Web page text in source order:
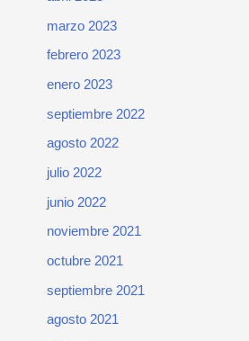
marzo 2023
febrero 2023
enero 2023
septiembre 2022
agosto 2022
julio 2022
junio 2022
noviembre 2021
octubre 2021
septiembre 2021
agosto 2021